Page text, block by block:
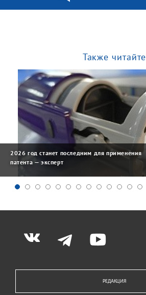
Также читайте
2026 год станет последним для применения
патента — эксперт
РЕДАКЦИЯ